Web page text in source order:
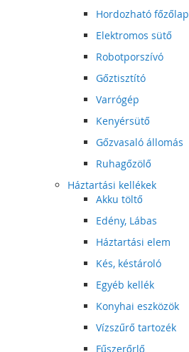
Hordozható főzőlap
Elektromos sütő
Robotporszívó
Gőztisztító
Varrógép
Kenyérsütő
Gőzvasaló állomás
Ruhagőzölő
Háztartási kellékek
Akku töltő
Edény, Lábas
Háztartási elem
Kés, késtároló
Egyéb kellék
Konyhai eszközök
Vízszűrő tartozék
Fűszerőrlő